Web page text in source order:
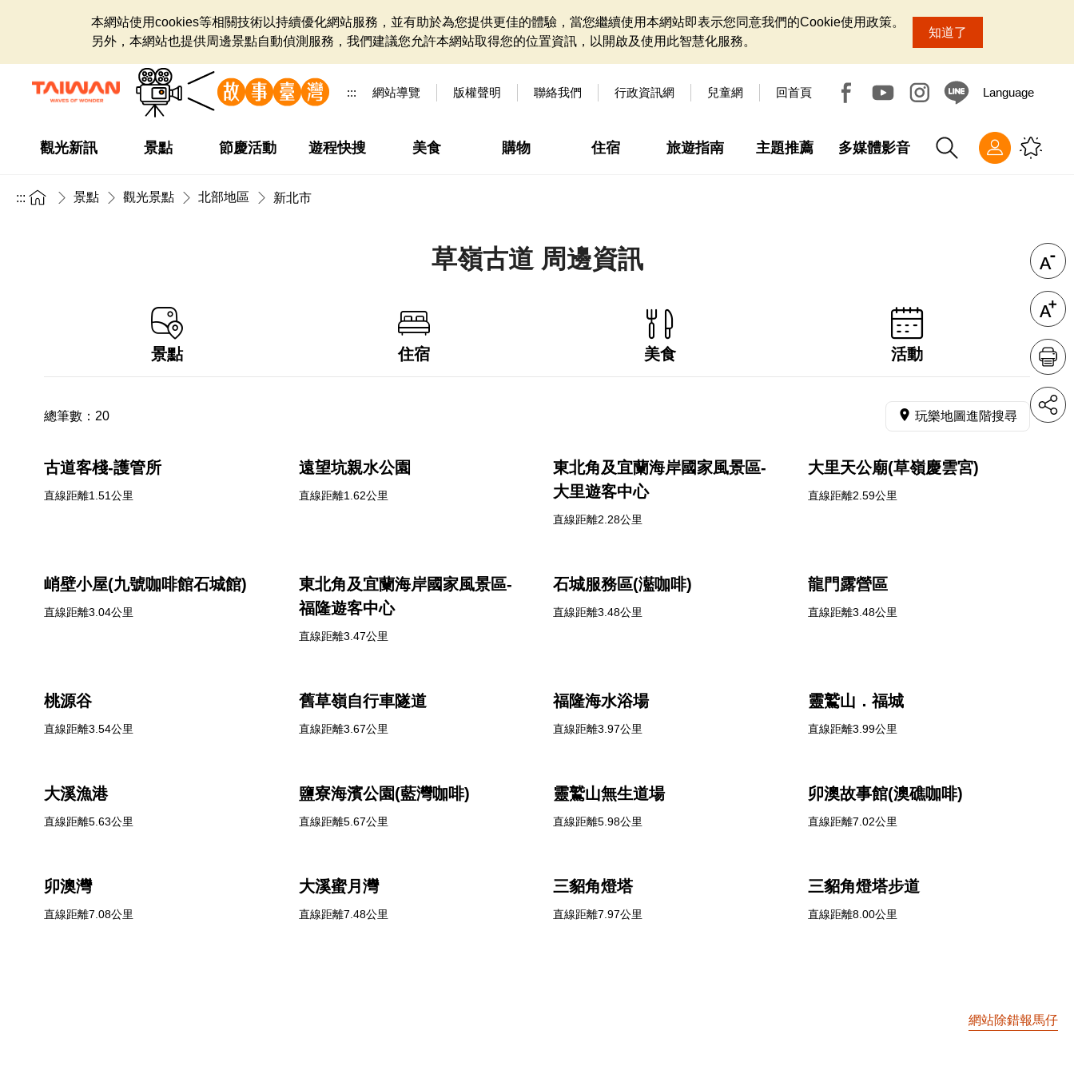
本網站使用cookies等相關技術以持續優化網站服務，並有助於為您提供更佳的體驗，當您繼續使用本網站即表示您同意我們的Cookie使用政策。
另外，本網站也提供周邊景點自動偵測服務，我們建議您允許本網站取得您的位置資訊，以開啟及使用此智慧化服務。
知道了
::: 網站導覽 版權聲明 聯絡我們 行政資訊網 兒童網 回首頁 Language
觀光新訊 景點 節慶活動 遊程快搜 美食 購物 住宿 旅遊指南 主題推薦 多媒體影音
::: 景點 觀光景點 北部地區 新北市
草嶺古道 周邊資訊
景點 住宿 美食 活動
總筆數： 20 玩樂地圖進階搜尋
古道客棧-護管所
直線距離1.51公里
遠望坑親水公園
直線距離1.62公里
東北角及宜蘭海岸國家風景區-
大里遊客中心
直線距離2.28公里
大里天公廟(草嶺慶雲宮)
直線距離2.59公里
峭壁小屋(九號咖啡館石城館)
直線距離3.04公里
東北角及宜蘭海岸國家風景區-
福隆遊客中心
直線距離3.47公里
石城服務區(灆咖啡)
直線距離3.48公里
龍門露營區
直線距離3.48公里
桃源谷
直線距離3.54公里
舊草嶺自行車隧道
直線距離3.67公里
福隆海水浴場
直線距離3.97公里
靈鷲山．福城
直線距離3.99公里
大溪漁港
直線距離5.63公里
鹽寮海濱公園(藍灣咖啡)
直線距離5.67公里
靈鷲山無生道場
直線距離5.98公里
卯澳故事館(澳礁咖啡)
直線距離7.02公里
卯澳灣
直線距離7.08公里
大溪蜜月灣
直線距離7.48公里
三貂角燈塔
直線距離7.97公里
三貂角燈塔步道
直線距離8.00公里
網站除錯報馬仔